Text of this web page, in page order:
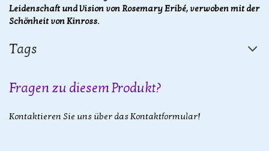
Leidenschaft und Vision von Rosemary Eribé, verwoben mit der
Schönheit von Kinross.
Tags
Fragen zu diesem Produkt?
Kontaktieren Sie uns über das Kontaktformular!